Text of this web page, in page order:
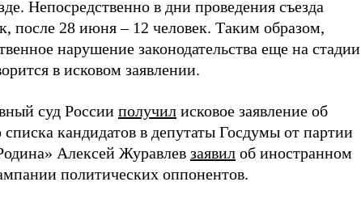
Непосредственно в дни проведения съезда
после 28 июня – 12 человек. Таким образом,
нарушение законодательства еще на стадии
в исковом заявлении.
суд России получил исковое заявление об
кандидатов в депутаты Госдумы от партии
Алексей Журавлев заявил об иностранном
политических оппонентов.